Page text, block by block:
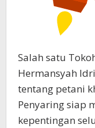
Salah satu
Hermansyah
tentang petani
Penyaring siap
kepentingan